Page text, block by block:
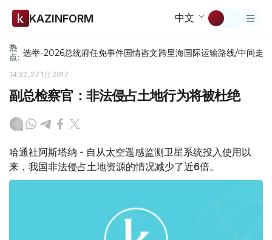
KAZINFORM 中文
热
点: 选举-2026总统府任免事件国情咨文跨里海国际运输路线/中间走廊
14:32, 27 1月 2017
副总检察官：非法侵占土地行为将被杜绝
哈通社阿斯塔纳 - 自从太空遥感监测卫星系统投入使用以
来，我国非法侵占土地资源的情况减少了近6倍。